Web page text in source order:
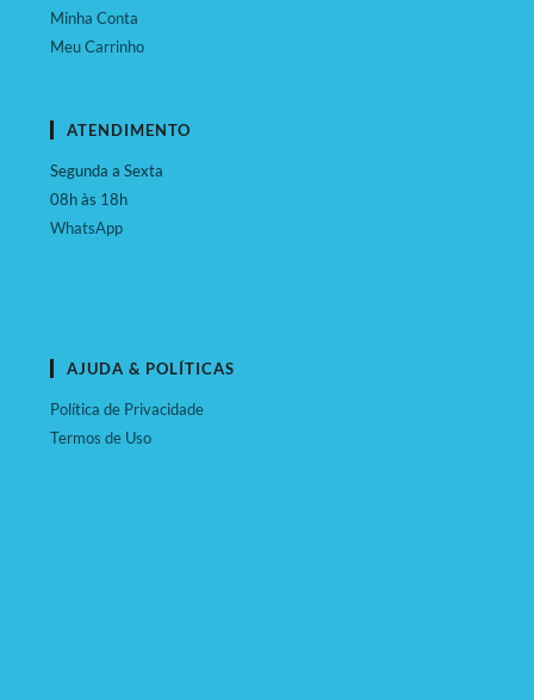
Minha Conta
Meu Carrinho
ATENDIMENTO
Segunda a Sexta
08h às 18h
WhatsApp
AJUDA & POLÍTICAS
Política de Privacidade
Termos de Uso